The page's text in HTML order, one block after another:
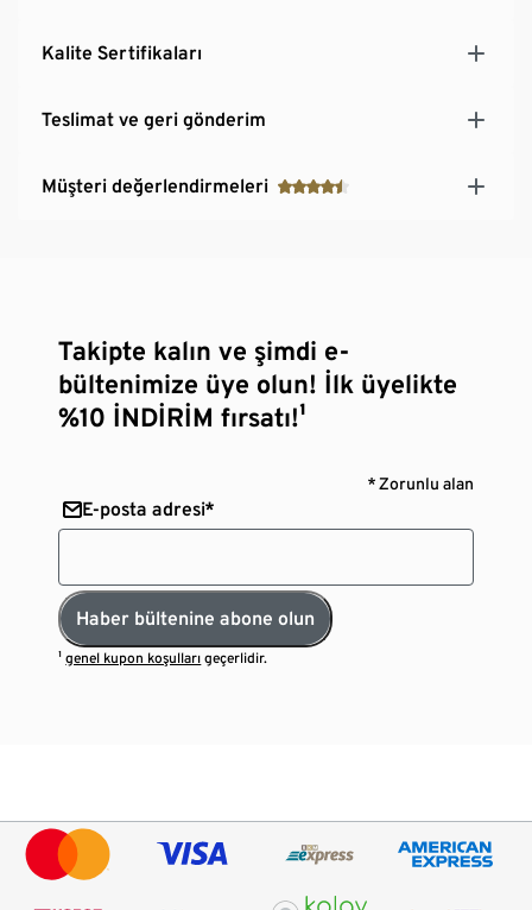
Kalite Sertifikaları
Teslimat ve geri gönderim
Müşteri değerlendirmeleri
Takipte kalın ve şimdi e-
bültenimize üye olun! İlk üyelikte
%10 İNDİRİM fırsatı!¹
* Zorunlu alan
E-posta adresi*
Haber bültenine abone olun
¹genel kupon koşulları geçerlidir.